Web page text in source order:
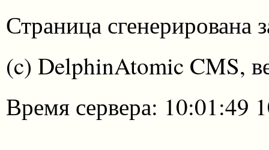
Страница сгенерирована
(c) DelphinAtomic CMS,
Время сервера: 10:01:49